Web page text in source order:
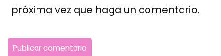
próxima vez que haga un comentario.